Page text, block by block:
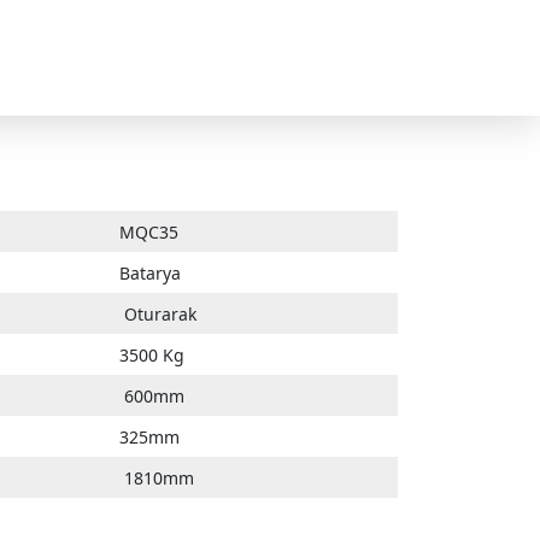
MQC35
Batarya
Oturarak
3500 Kg
600mm
325mm
1810mm